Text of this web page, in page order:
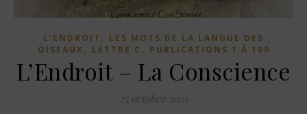
L'ENDROIT , LES MOTS DE LA LANGUE DES
OISEAUX, LETTRE C , PUBLICATIONS 1 À 100
L’Endroit – La Conscience
25 octobre 2021